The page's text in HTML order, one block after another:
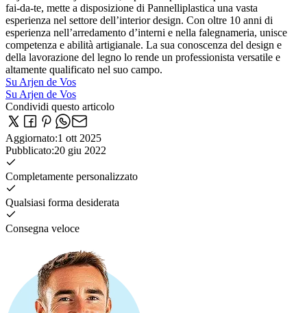
fai-da-te, mette a disposizione di Pannelliplastica una vasta
esperienza nel settore dell’interior design. Con oltre 10 anni di
esperienza nell’arredamento d’interni e nella falegnameria, unisce
competenza e abilità artigianale. La sua conoscenza del design e
della lavorazione del legno lo rende un professionista versatile e
altamente qualificato nel suo campo.
Su Arjen de Vos
Su Arjen de Vos
Condividi questo articolo
Aggiornato:1 ott 2025
Pubblicato:20 giu 2022
Completamente personalizzato
Qualsiasi forma desiderata
Consegna veloce